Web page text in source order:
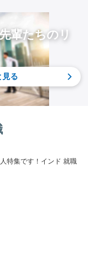
輩たちのリ
見る
特集です！インド 就職